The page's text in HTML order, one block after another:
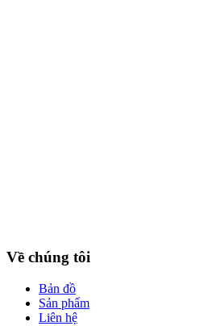
Về chúng tôi
Bản đồ
Sản phẩm
Liên hệ